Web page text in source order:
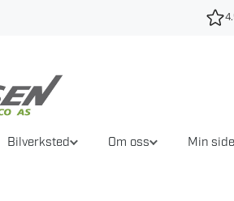
Bilverksted Om oss Min side